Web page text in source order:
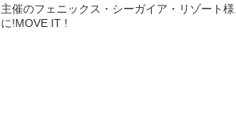
主催のフェニックス・シーガイア・リゾート
に!MOVE IT !